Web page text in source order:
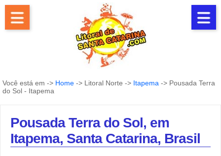
Você está em -> Home -> Litoral Norte -> Itapema -> Pousada Terra
do Sol - Itapema
Pousada Terra do Sol, em
Itapema, Santa Catarina, Brasil